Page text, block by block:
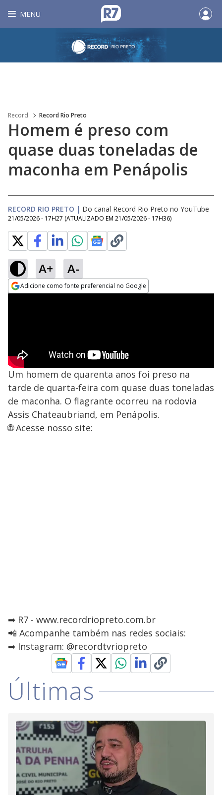
MENU
Record Record Rio Preto
Homem é preso com
quase duas toneladas de
maconha em Penápolis
RECORD RIO PRETO | Do canal Record Rio Preto no YouTube
21/05/2026 - 17H27 (ATUALIZADO EM 21/05/2026 - 17H36)
A+ A-
Adicione como fonte preferencial no Google
Um homem de quarenta anos foi preso na
tarde de quarta-feira com quase duas toneladas
de maconha. O flagrante ocorreu na rodovia
Assis Chateaubriand, em Penápolis.
🌐 Acesse nosso site:
➡ R7 - www.recordriopreto.com.br
📲 Acompanhe também nas redes sociais:
➡ Instagram: @recordtvriopreto
Últimas